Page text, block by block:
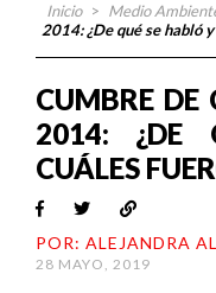
Inicio > Medio
2014: ¿De qué se habló
CUMBRE
2014: ¿DE
CUÁLES
POR: ALEJANDRA
28 MAYO, 2019